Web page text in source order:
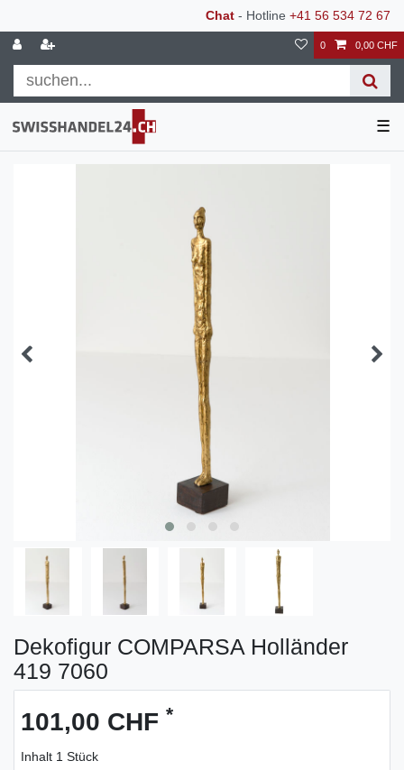
Chat - Hotline +41 56 534 72 67
0 0,00 CHF
☰
Dekofigur COMPARSA Holländer
419 7060
101,00 CHF *
Inhalt 1 Stück